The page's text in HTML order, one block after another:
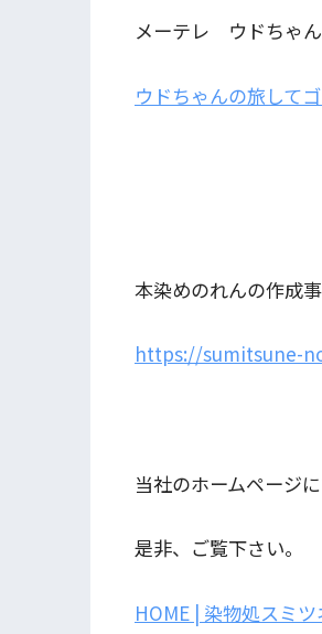
メーテレ ウドちゃ
ウドちゃんの旅して
本染めのれんの作成
https://sumitsune-
当社のホームページ
是非、ご覧下さい。
HOME | 染物処スミ